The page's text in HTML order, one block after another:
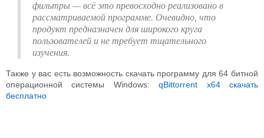
фильтры — всё это превосходно реализовано в
рассматриваемой программе. Очевидно, что
продукт предназначен для широкого круга
пользователей и не требует тщательного
изучения.
Также у вас есть возможность скачать программу для 64 битной
операционной системы Windows:qBittorrent x64 скачать
бесплатно